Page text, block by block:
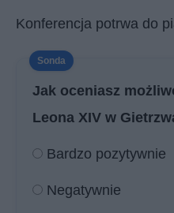
Konferencja potrwa do
Jak oceniasz
Leona XIV w
Bardzo pozytywnie
Negatywnie